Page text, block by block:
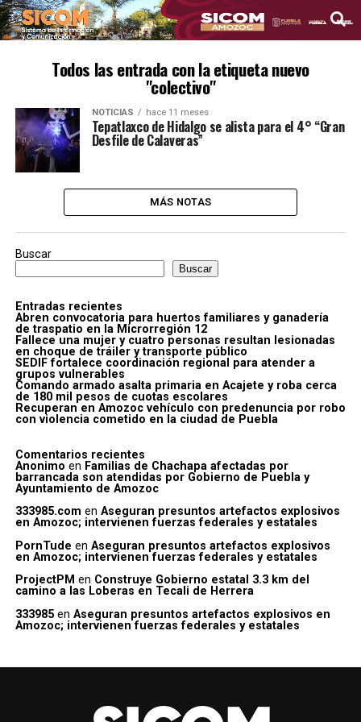
Todos las entrada con la etiqueta nuevo
"colectivo"
NOTICIAS hace 11 meses
Tepatlaxco de Hidalgo se alista para el 4° “Gran
Desfile de Calaveras”
MÁS NOTAS
Buscar
Buscar
Entradas recientes
Abren convocatoria para huertos familiares y ganadería
de traspatio en la Microrregión 12
Fallece una mujer y cuatro personas resultan lesionadas
en choque de tráiler y transporte público
SEDIF fortalece coordinación regional para atender a
grupos vulnerables
Comando armado asalta primaria en Acajete y roba cerca
de 180 mil pesos de cuotas escolares
Recuperan en Amozoc vehículo con predenuncia por robo
con violencia cometido en la ciudad de Puebla
Comentarios recientes
Anonimo en Familias de Chachapa afectadas por
barrancada son atendidas por Gobierno de Puebla y
Ayuntamiento de Amozoc
333985.com en Aseguran presuntos artefactos explosivos
en Amozoc; intervienen fuerzas federales y estatales
PornTude en Aseguran presuntos artefactos explosivos
en Amozoc; intervienen fuerzas federales y estatales
ProjectPM en Construye Gobierno estatal 3.3 km del
camino a las Loberas en Tecali de Herrera
333985en Aseguran presuntos artefactos explosivos en
Amozoc; intervienen fuerzas federales y estatales